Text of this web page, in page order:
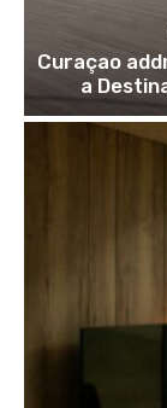
Curaçao
a